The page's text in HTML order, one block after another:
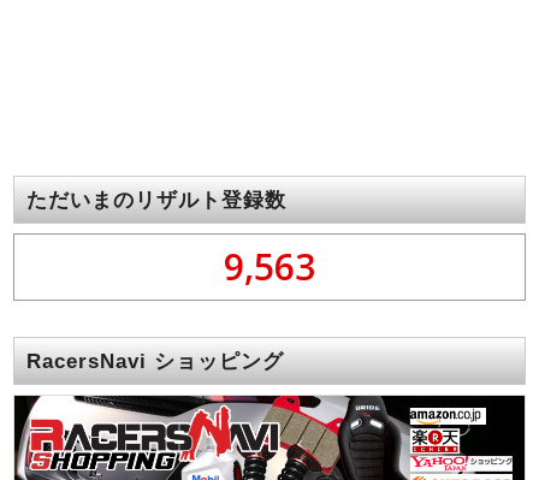
ただいまのリザルト登録数
9,563
RacersNavi ショッピング